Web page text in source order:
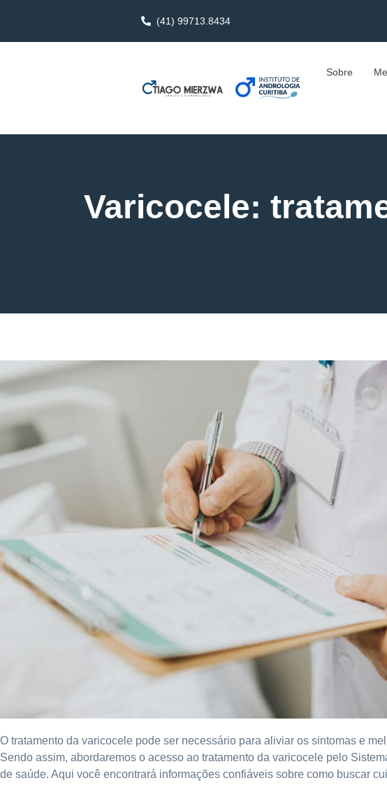
(41) 99713.8434
Sobre
Varicocele:
O tratamento da varicocele pode ser necessário para aliviar os sintomas e
Sendo assim, abordaremos o acesso ao tratamento da varicocele pelo
de saúde. Aqui você encontrará informações confiáveis sobre como buscar